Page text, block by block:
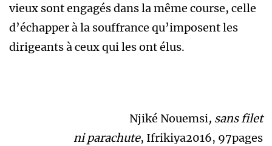
vieux sont engagés dans la même course, celle
d’échapper à la souffrance qu’imposent les
dirigeants à ceux qui les ont élus.
Njiké Nouemsi, sans filet
ni parachute, Ifrikiya2016, 97pages